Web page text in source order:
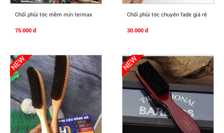
Mua Ngay
Chổi phủi tóc mềm mịn termax
75.000 đ
Mua Ngay
Chổi phủi tóc chuyên fade giá rẻ
30.000 đ